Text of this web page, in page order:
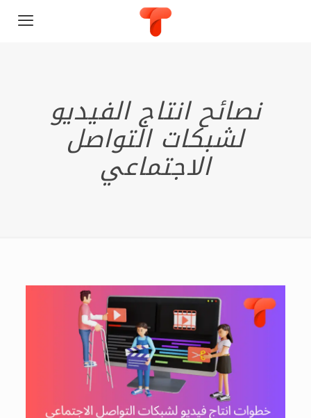
نصائح انتاج الفيديو
لشبكات التواصل
الاجتماعي